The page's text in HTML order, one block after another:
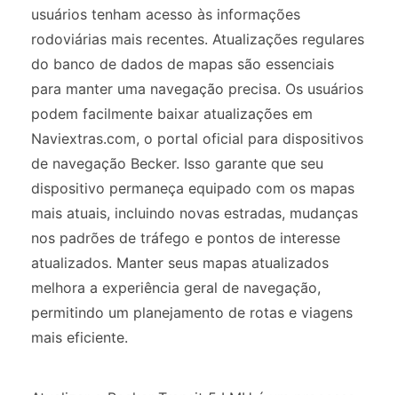
usuários tenham acesso às informações
rodoviárias mais recentes. Atualizações regulares
do banco de dados de mapas são essenciais
para manter uma navegação precisa. Os usuários
podem facilmente baixar atualizações em
Naviextras.com, o portal oficial para dispositivos
de navegação Becker. Isso garante que seu
dispositivo permaneça equipado com os mapas
mais atuais, incluindo novas estradas, mudanças
nos padrões de tráfego e pontos de interesse
atualizados. Manter seus mapas atualizados
melhora a experiência geral de navegação,
permitindo um planejamento de rotas e viagens
mais eficiente.